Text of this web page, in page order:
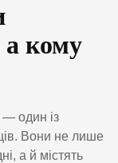
а кому
— один із
Вони не лише
а й містять